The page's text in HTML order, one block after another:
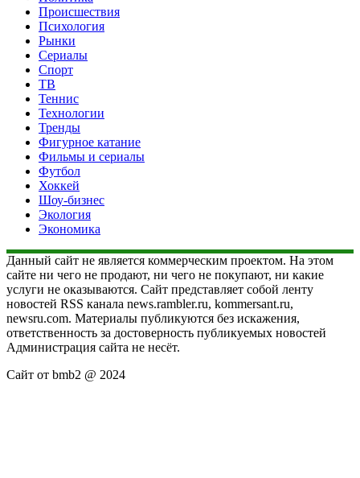
Происшествия
Психология
Рынки
Сериалы
Спорт
ТВ
Теннис
Технологии
Тренды
Фигурное катание
Фильмы и сериалы
Футбол
Хоккей
Шоу-бизнес
Экология
Экономика
Данный сайт не является коммерческим проектом. На этом
сайте ни чего не продают, ни чего не покупают, ни какие
услуги не оказываются. Сайт представляет собой ленту
новостей RSS канала news.rambler.ru, kommersant.ru,
newsru.com. Материалы публикуются без искажения,
ответственность за достоверность публикуемых новостей
Администрация сайта не несёт.
Сайт от bmb2 @ 2024